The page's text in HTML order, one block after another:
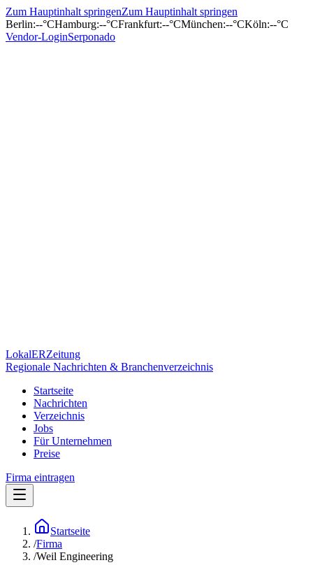
Zum Hauptinhalt springenZum Hauptinhalt springen
Berlin:--°CHamburg:--°CFrankfurt:--°CMünchen:--°CKöln:--°C
Vendor-LoginSerponado
LokalERZeitung
Regionale Nachrichten & Branchenverzeichnis
Startseite
Nachrichten
Verzeichnis
Jobs
Für Unternehmen
Preise
Firma eintragen
Startseite
/Firma
/Weil Engineering